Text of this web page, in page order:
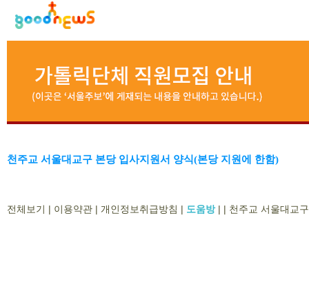
천주교 서울대교구 본당 입사지원서 양식(본당 지원에 한함)
전체보기 | 이용약관 | 개인정보취급방침 | 도움방 | | 천주교 서울대교구